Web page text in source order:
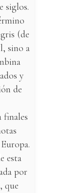
siglos.
(de
sino a
y
de
finales
esta
por
que